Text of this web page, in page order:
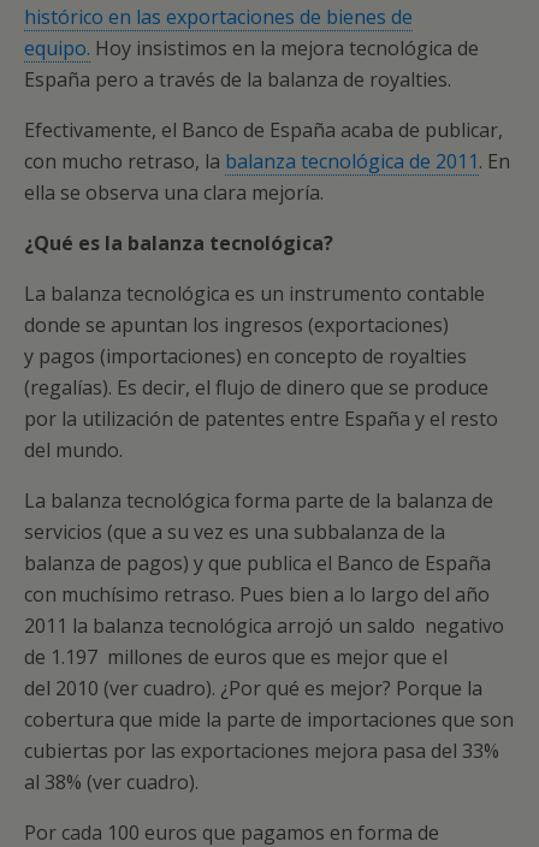
histórico en las exportaciones de bienes de
equipo. Hoy insistimos en la mejora tecnológica de
España pero a través de la balanza de royalties.
Efectivamente, el Banco de España acaba de publicar,
con mucho retraso, la balanza tecnológica de 2011. En
ella se observa una clara mejoría.
¿Qué es la balanza tecnológica?
La balanza tecnológica es un instrumento contable
donde se apuntan los ingresos (exportaciones)
y pagos (importaciones) en concepto de royalties
(regalías). Es decir, el flujo de dinero que se produce
por la utilización de patentes entre España y el resto
del mundo.
La balanza tecnológica forma parte de la balanza de
servicios (que a su vez es una subbalanza de la
balanza de pagos) y que publica el Banco de España
con muchísimo retraso. Pues bien a lo largo del año
2011 la balanza tecnológica arrojó un saldo negativo
de 1.197 millones de euros que es mejor que el
del 2010 (ver cuadro). ¿Por qué es mejor? Porque la
cobertura que mide la parte de importaciones que son
cubiertas por las exportaciones mejora pasa del 33%
al 38% (ver cuadro).
Por cada 100 euros que pagamos en forma de